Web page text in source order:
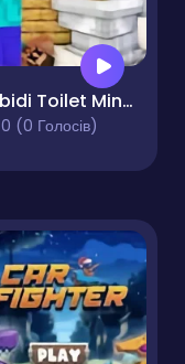
Skibidi Toilet Minecraft 2023
0 (0 Голосів)